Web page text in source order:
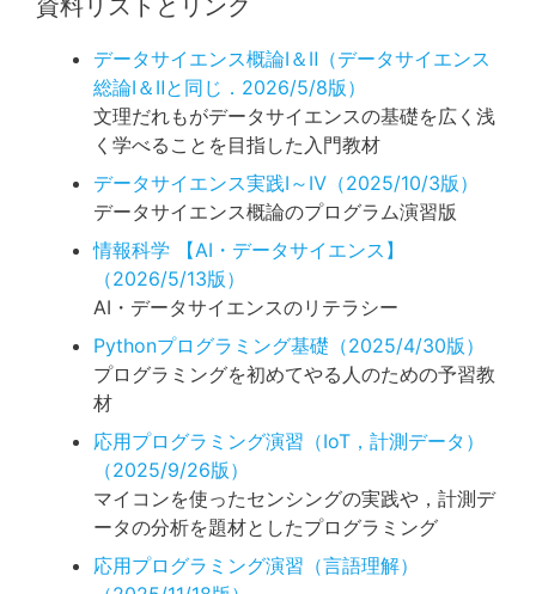
資料リストとリンク
データサイエンス概論Ⅰ＆Ⅱ（データサイエンス
総論Ⅰ＆Ⅱと同じ．2026/5/8版）
文理だれもがデータサイエンスの基礎を広く浅
く学べることを目指した入門教材
データサイエンス実践Ⅰ～Ⅳ（2025/10/3版）
データサイエンス概論のプログラム演習版
情報科学 【AI・データサイエンス】
（2026/5/13版）
AI・データサイエンスのリテラシー
Pythonプログラミング基礎（2025/4/30版）
プログラミングを初めてやる人のための予習教
材
応用プログラミング演習（IoT，計測データ）
（2025/9/26版）
マイコンを使ったセンシングの実践や，計測デ
ータの分析を題材としたプログラミング
応用プログラミング演習（言語理解）